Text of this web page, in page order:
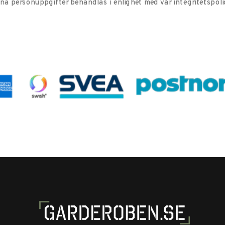
personuppgifter behandlas i enlighet med vår